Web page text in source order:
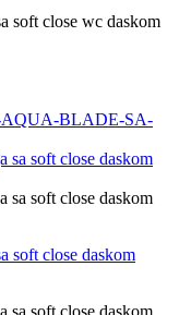
soft close daskom